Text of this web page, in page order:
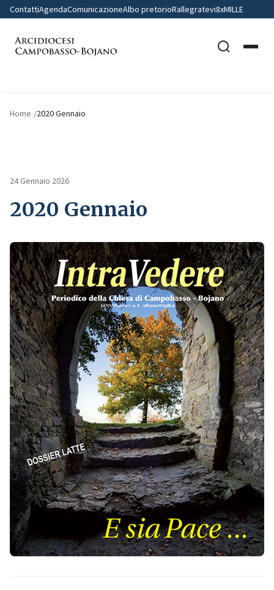
ContattiAgendaComunicazioneAlbo pretorioRallegratevi8xMILLE
Home 2020 Gennaio
24 Gennaio 2026
2020 Gennaio